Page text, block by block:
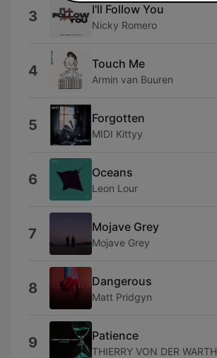
3 I'll Follow You
Nicky Romero
4 Touch Me
Armin van Buuren
5 Forgotten
MIDI Kittyy
6 Oceans
Leon Lour
7 Mojave Grey
Mojave Grey
8 Dangerous
Matt Pridgyn
9 Patience
THIERRY VON DER WARTH